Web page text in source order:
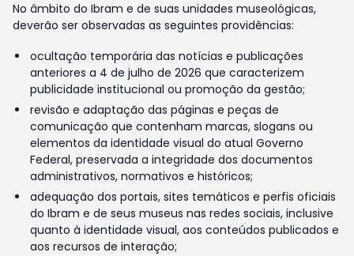
No âmbito do Ibram e de suas unidades museológicas,
deverão ser observadas as seguintes providências:
ocultação temporária das notícias e publicações
anteriores a 4 de julho de 2026 que caracterizem
publicidade institucional ou promoção da gestão;
revisão e adaptação das páginas e peças de
comunicação que contenham marcas, slogans ou
elementos da identidade visual do atual Governo
Federal, preservada a integridade dos documentos
administrativos, normativos e históricos;
adequação dos portais, sites temáticos e perfis oficiais
do Ibram e de seus museus nas redes sociais, inclusive
quanto à identidade visual, aos conteúdos publicados e
aos recursos de interação;